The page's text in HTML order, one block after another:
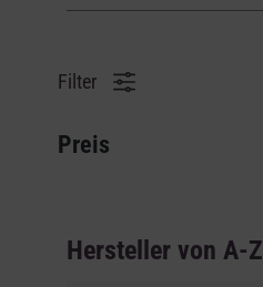
Filter
Preis
Hersteller von A-Z